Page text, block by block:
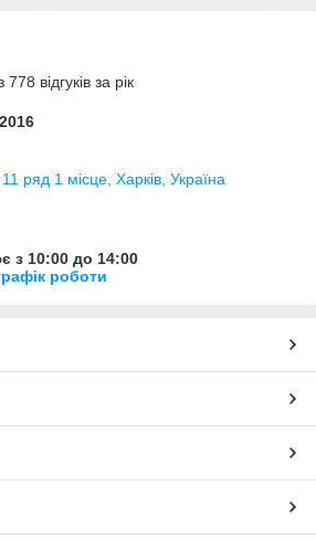
відгуків за рік
ряд 1 місце, Харків, Україна
з 10:00 до 14:00
роботи